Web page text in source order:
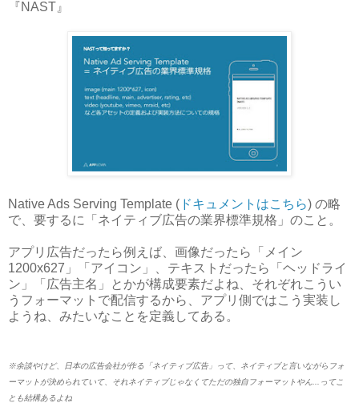
『NAST』
Native Ads Serving Template ( ドキュメントはこちら) の略
で、要するに「ネイティブ広告の業界標準規格」のこと。
アプリ広告だったら例えば、画像だったら「メイン
1200x627」「アイコン」、テキストだったら「ヘッドライ
ン」「広告主名」とかが構成要素だよね、それぞれこうい
うフォーマットで配信するから、アプリ側ではこう実装し
ようね、みたいなことを定義してある。
※余談やけど、日本の広告会社が作る「ネイティブ広告」って、ネイティブと言いながらフォ
ーマットが決められていて、それネイティブじゃなくてただの独自フォーマットやん...ってこ
とも結構あるよね